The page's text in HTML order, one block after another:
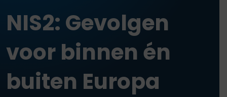
NIS2: Gevolgen
voor binnen én
buiten Europa